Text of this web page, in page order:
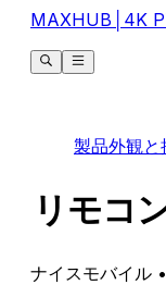
MAXHUB│4K
製品外観と
リモコ
ナイスモバイル